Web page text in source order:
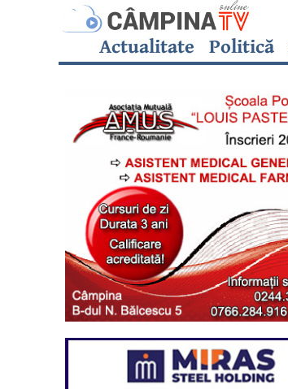
Actualitate Politică